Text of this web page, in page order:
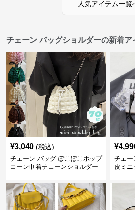
人気アイテム一覧
チェーン バッグショルダーの新着ア
¥3,040 (税込)
チェーン バッグ ぽこぽこポップ
コーン巾着チェーンショルダー
¥
チェー
皮ミニ